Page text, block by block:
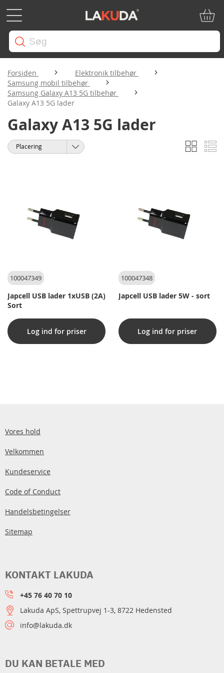
Forsiden
Elektronik tilbehør
Samsung mobil tilbehør
Samsung Galaxy A13 5G tilbehør
Galaxy A13 5G lader
Galaxy A13 5G lader
Vis
som
Gitter
Sorter
100047349
Japcell USB lader 1xUSB (2A)
Sort
Log ind for priser
100047348
Japcell USB lader 5W - sort
Log ind for priser
Vores hold
Velkommen
Kundeservice
Code of Conduct
Handelsbetingelser
Sitemap
DU KAN BETALE MED
KONTAKT LAKUDA
+45 76 40 70 10
Lakuda ApS, Spettrupvej 1-3, 8722 Hedensted
info@lakuda.dk